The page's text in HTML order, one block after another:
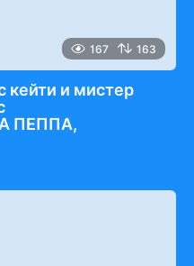
167 163
кейти и мистер
ПЕППА,